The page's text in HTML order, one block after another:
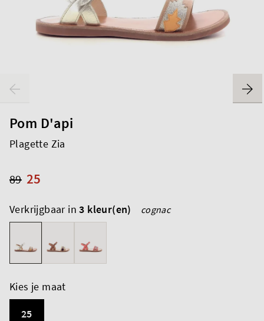
Pom D'api
Plagette Zia
25
89
Verkrijgbaar in3 kleur(en) cognac
Kies je maat
25